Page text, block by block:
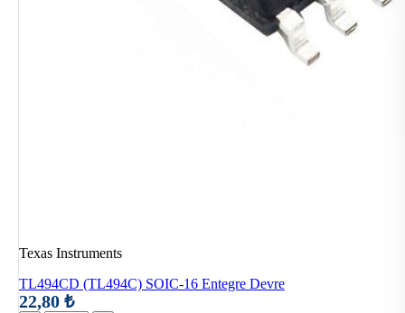
Texas Instruments
TL494CD (TL494C) SOIC-16 Entegre Devre
22,80 ₺